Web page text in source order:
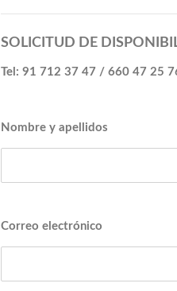
SOLICITUD DE
Tel: 91 712 37 47 / 660 47 25
Nombre y apellidos
Correo electrónico